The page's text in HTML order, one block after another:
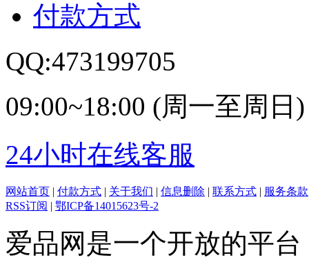
付款方式
QQ:473199705
09:00~18:00 (周一至周日)
24小时在线客服
网站首页 | 付款方式 | 关于我们 | 信息删除 | 联系方式 | 服务条款
RSS订阅 | 鄂ICP备14015623号-2
爱品网是一个开放的平